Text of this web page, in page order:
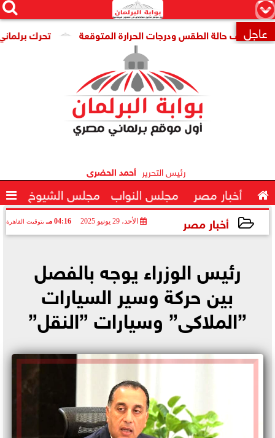
×


 عاجل تحرك برلماني تكشف حالة الطقس ودرجات الحرارة المتوقعة
رئيس التحرير أحمد الحضرى
 أخبار مصر مجلس النواب مجلس الشيوخ 
أخبار مصر الأحد، 29 يونيو 2025 04:16 مـ بتوقيت القاهرة
رئيس الوزراء يوجه بالفصل
بين حركة وسير السيارات
”الملاكى” وسيارات ”النقل”